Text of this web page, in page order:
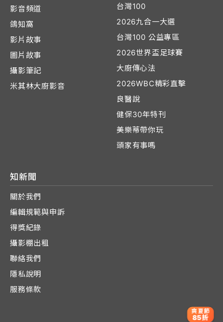
影音頻道
鴿知窩
影片故事
圖片故事
攝影筆記
米其林大廚影音
台灣100
2026九合一大選
台灣100 公益專區
2026世界盃足球賽
大廚傳心法
2026WBC精彩直擊
良醫說
健保30年特刊
美樂蒂帶你玩
頭家有事嗎
知新聞
關於我們
編輯規範與申訴
得獎紀錄
攝影棚出租
聯絡我們
隱私說明
服務條款
爽夏節
85折